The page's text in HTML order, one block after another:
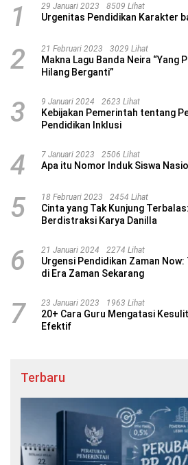
1 29 Januari 2023 8509 Lihat
Urgenitas Pendidikan Karakter
2 21 Februari 2023 3029 Lihat
Makna Lagu Banda Neira “Yang
Hilang Berganti”
3 9 Januari 2024 2623 Lihat
Kebijakan Pemerintah tentang
Pendidikan Inklusi
4 7 Januari 2023 2506 Lihat
Apa itu Nomor Induk Siswa
5 18 Februari 2023 2454 Lihat
Cinta yang Tak Kunjung
Berdistraksi Karya Danilla
6 21 Januari 2024 2274 Lihat
Urgensi Pendidikan Zaman
di Era Zaman Sekarang
7 23 Januari 2023 1963 Lihat
20+ Cara Guru Mengatasi
Efektif
Terbaru